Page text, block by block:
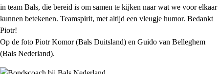
in team Bals, die bereid is om samen te kijken naar wat we voor elkaar
kunnen betekenen. Teamspirit, met altijd een vleugje humor. Bedankt
Piotr!
Op de foto Piotr Komor (Bals Duitsland) en Guido van Belleghem
(Bals Nederland).